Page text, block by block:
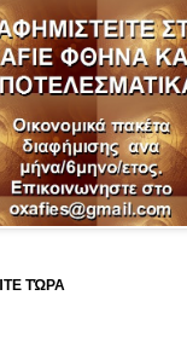
ΤΏΡΑ